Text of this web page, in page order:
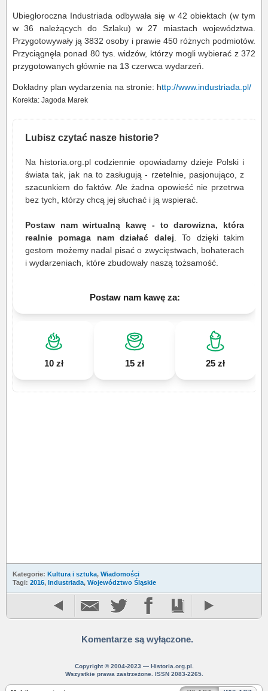
Ubiegłoroczna Industriada odbywała się w 42 obiektach (w tym
w 36 należących do Szlaku) w 27 miastach województwa.
Przygotowywały ją 3832 osoby i prawie 450 różnych podmiotów.
Przyciągnęła ponad 80 tys. widzów, którzy mogli wybierać z 372
przygotowanych głównie na 13 czerwca wydarzeń.
Dokładny plan wydarzenia na stronie: http://www.industriada.pl/
Korekta: Jagoda Marek
Lubisz czytać nasze historie?
Na historia.org.pl codziennie opowiadamy dzieje Polski i
świata tak, jak na to zasługują - rzetelnie, pasjonująco, z
szacunkiem do faktów. Ale żadna opowieść nie przetrwa
bez tych, którzy chcą jej słuchać i ją wspierać.
Postaw nam wirtualną kawę - to darowizna, która
realnie pomaga nam działać dalej . To dzięki takim
gestom możemy nadal pisać o zwycięstwach, bohaterach
i wydarzeniach, które zbudowały naszą tożsamość.
Postaw nam kawę za:
10 zł 15 zł 25 zł
Kategorie: Kultura i sztuka, Wiadomości
Tagi: 2016, Industriada, Województwo Śląskie
Komentarze są wyłączone.
Copyright © 2004-2023 — Historia.org.pl.
Wszystkie prawa zastrzeżone. ISSN 2083-2265.